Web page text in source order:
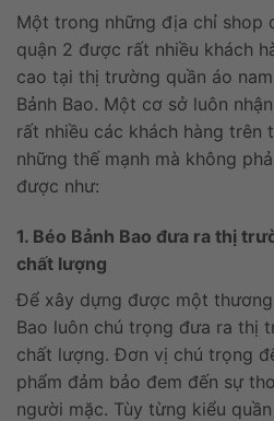
Một trong những địa chỉ shop
quận 2 được rất nhiều khách
cao tại thị trường quần áo
Bảnh Bao. Một cơ sở luôn
rất nhiều các khách hàng
những thế mạnh mà không
được như:
1. Béo Bảnh Bao đưa ra thị
chất lượng
Để xây dựng được một
Bao luôn chú trọng đưa ra thị
chất lượng. Đơn vị chú trọng
phẩm đảm bảo đem đến sự
người mặc. Tùy từng kiểu